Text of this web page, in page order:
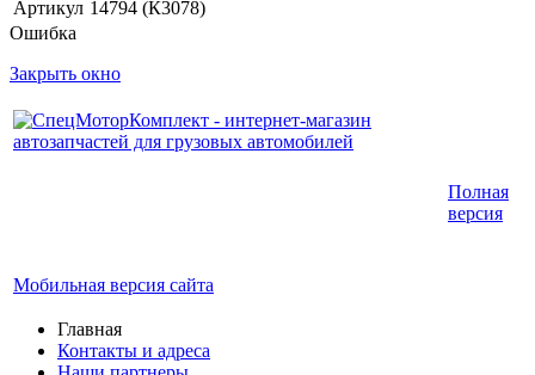
Артикул 14794 (К3078)
Ошибка
Закрыть окно
Мобильная версия сайта
Полная
версия
Главная
Контакты и адреса